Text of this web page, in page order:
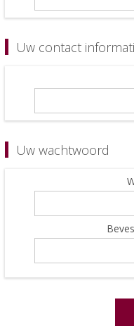
Uw contact
Uw wachtwoord